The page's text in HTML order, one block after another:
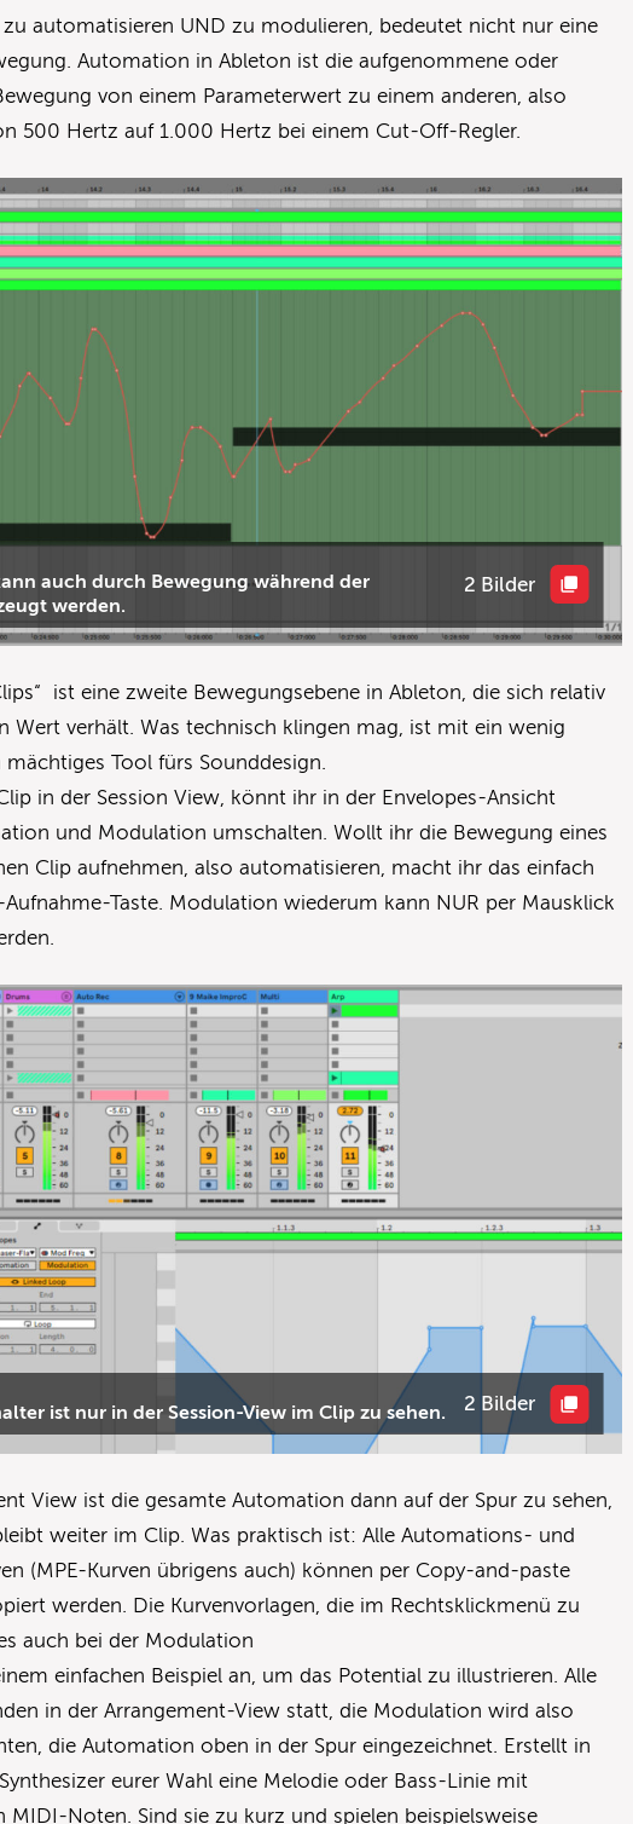
zu automatisieren UND zu modulieren, bedeutet nicht nur eine
Automation in Ableton ist die aufgenommene oder
von einem Parameterwert zu einem anderen, also
500 Hertz auf 1.000 Hertz bei einem Cut-Off-Regler.
auch durch Bewegung während der
werden.
2 Bilder
ist eine zweite Bewegungsebene in Ableton, die sich relativ
Wert verhält. Was technisch klingen mag, ist mit ein wenig
mächtiges Tool fürs Sounddesign.
in der Session View, könnt ihr in der Envelopes-Ansicht
und Modulation umschalten. Wollt ihr die Bewegung eines
Clip aufnehmen, also automatisieren, macht ihr das einfach
Aufnahme-Taste. Modulation wiederum kann NUR per Mausklick
ist nur in der Session-View im Clip zu sehen. 2 Bilder
View ist die gesamte Automation dann auf der Spur zu sehen,
weiter im Clip. Was praktisch ist: Alle Automations- und
(MPE-Kurven übrigens auch) können per Copy-and-paste
werden. Die Kurvenvorlagen, die im Rechtsklickmenü zu
auch bei der Modulation
einfachen Beispiel an, um das Potential zu illustrieren. Alle
in der Arrangement-View statt, die Modulation wird also
die Automation oben in der Spur eingezeichnet. Erstellt in
eurer Wahl eine Melodie oder Bass-Linie mit
MIDI-Noten. Sind sie zu kurz und spielen beispielsweise